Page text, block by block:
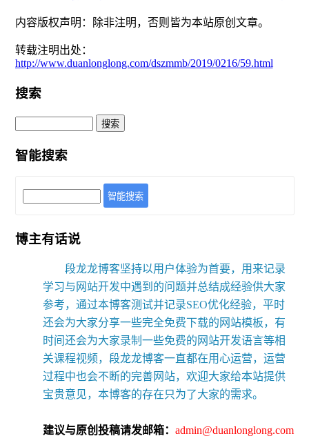
内容版权声明：除非注明，否则皆为本站原创文章。
转载注明出处：
http://www.duanlonglong.com/dszmmb/2019/0216/59.html
搜索
智能搜索
智能搜索
博主有话说
段龙龙博客坚持以用户体验为首要，用来记录
学习与网站开发中遇到的问题并总结成经验供大家
参考，通过本博客测试并记录SEO优化经验，平时
还会为大家分享一些完全免费下载的网站模板，有
时间还会为大家录制一些免费的网站开发语言等相
关课程视频，段龙龙博客一直都在用心运营，运营
过程中也会不断的完善网站，欢迎大家给本站提供
宝贵意见，本博客的存在只为了大家的需求。
建议与原创投稿请发邮箱： admin@duanlonglong.com